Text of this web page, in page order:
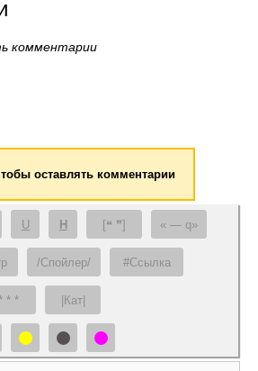
комментарии
оставлять комментарии
U H [❝ ❞] — q
/Спойлер/ #Ссылка
* * * |Кат|